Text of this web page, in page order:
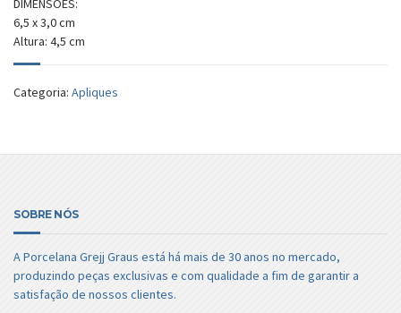
DIMENSÕES:
6,5 x 3,0 cm
Altura: 4,5 cm
Categoria: Apliques
SOBRE NÓS
A Porcelana Grejj Graus está há mais de 30 anos no mercado,
produzindo peças exclusivas e com qualidade a fim de garantir a
satisfação de nossos clientes.